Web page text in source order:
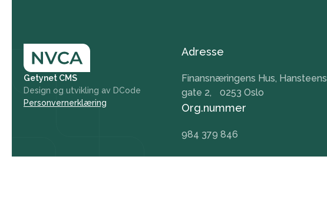
Getynet CMS
Design og utvikling av DCode
Personvernerklæring
Adresse
Finansnæringens Hus, Hansteens
gate 2, 0253 Oslo
Org.nummer
984 379 846